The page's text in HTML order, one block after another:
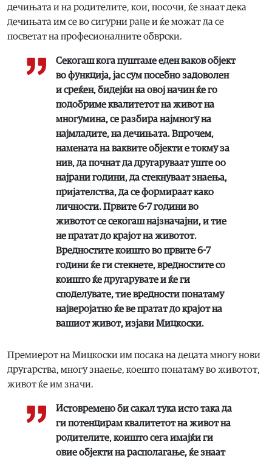
дечињата и на родителите, кои, посочи, ќе знаат дека
дечињата им се во сигурни раце и ќе можат да се
посветат на професионалните обврски.
Секогаш кога пуштаме еден ваков објект
во функција, јас сум посебно задоволен
и среќен, бидејќи на овој начин ќе го
подобриме квалитетот на живот на
многумина, се разбира најмногу на
најмладите, на дечињата. Впрочем,
намената на ваквите објекти е токму за
нив, да почнат да другаруваат уште оо
најрани години, да стекнуваат знаења,
пријателства, да се формираат како
личности. Првите 6-7 години во
животот се секогаш најзначајни, и тие
не пратат до крајот на животот.
Вредностите коишто во првите 6-7
години ќе ги стекнете, вредностите со
коишто ќе другарувате и ќе ги
споделувате, тие вредности понатаму
најверојатно ќе ве пратат до крајот на
вашиот живот, изјави Мицкоски.
Премиерот на Мицкоски им посака на децата многу нови
другарства, многу знаење, коешто понатаму во животот,
живот ќе им значи.
Истовремено би сакал тука исто така да
ги потенцирам квалитетот на живот на
родителите, коишто сега имајќи ги
овие објекти на располагање, ќе знаат